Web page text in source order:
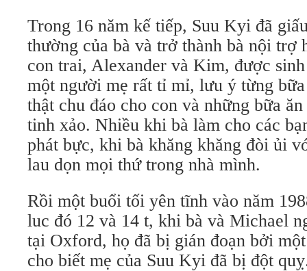
Trong 16 năm kế tiếp, Suu Kyi đã
thường của bà và trở thành bà nội trợ
con trai, Alexander và Kim, được
một người mẹ rất tỉ mỉ, lưu ý từng
thật chu đáo cho con và những bữa
tinh xảo. Nhiều khi bà làm cho các
phát bực, khi bà khăng khăng đòi ủi
lau dọn mọi thứ trong nhà mình.
Rồi một buổi tối yên tĩnh vào năm
luc đó 12 và 14 t, khi bà và Michael
tại Oxford, họ đã bị gián đoạn bởi
cho biết mẹ của Suu Kyi đã bị đột